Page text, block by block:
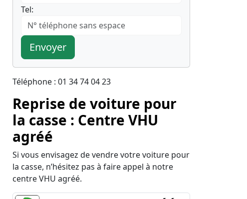
Tel:
Envoyer
Téléphone : 01 34 74 04 23
Reprise de voiture pour
la casse : Centre VHU
agréé
Si vous envisagez de vendre votre voiture pour
la casse, n’hésitez pas à faire appel à notre
centre VHU agréé.